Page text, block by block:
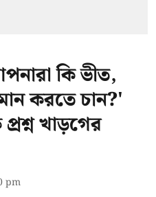
কি ভীত,
করতে চান?'
প্রশ্ন খাড়গের
pm